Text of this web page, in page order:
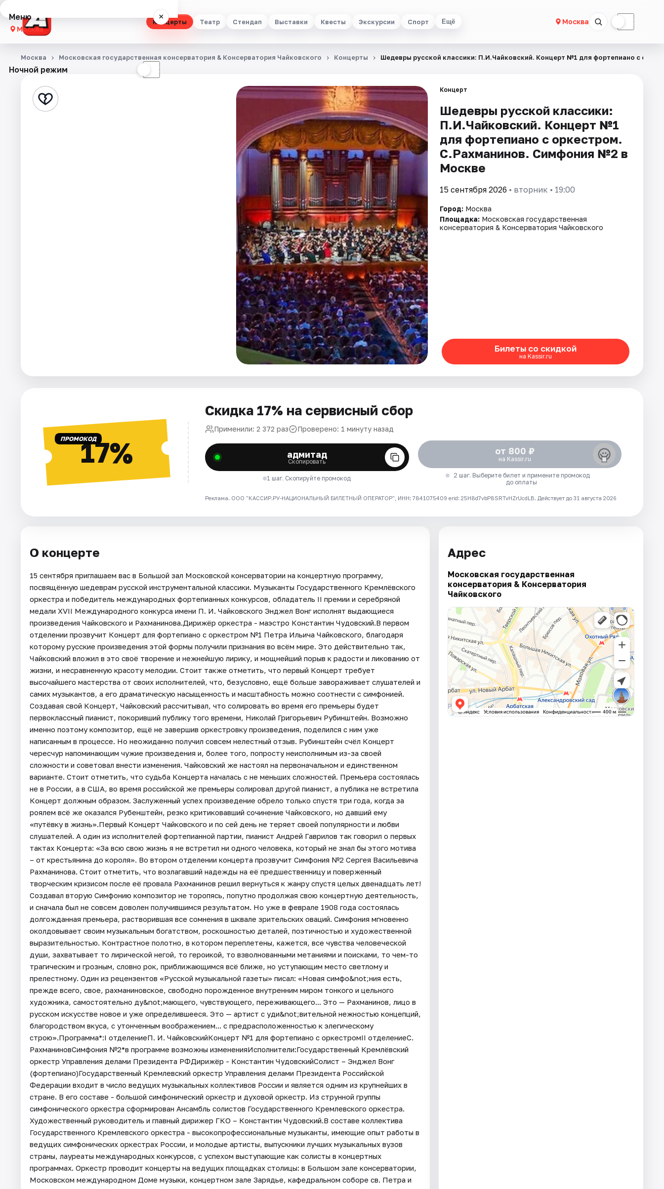
Концерты Театр Стендап Выставки Квесты Экскурсии Спорт Ещё Москва ☾
Меню ×
Москва
Концерты
Стендап
Ночной режим ☾
Москва Московская государственная консерватория & Консерватория Чайковского Концерты Шедевры русской классики: П.И.Чайковский. Концерт №1 для фортепиано с
Концерт
Шедевры русской классики:
П.И.Чайковский. Концерт №1
для фортепиано с оркестром.
С.Рахманинов. Симфония №2 в
Москве
15 сентября 2026 • вторник • 19:00
Город: Москва
Площадка: Московская государственная
консерватория & Консерватория Чайковского
Билеты со скидкой
на Kassir.ru
ПРОМОКОД17%
Скидка 17% на сервисный сбор
Применили: 2 372 раз Проверено: 1 минуту назад
адмитад
Скопировать
1 шаг. Скопируйте промокод
от 800 ₽
на Kassir.ru
2 шаг. Выберите билет и примените промокод
до оплаты
Реклама. ООО "КАССИР.РУ-НАЦИОНАЛЬНЫЙ БИЛЕТНЫЙ ОПЕРАТОР", ИНН: 7841075409 erid: 25H8d7vbP8SRTvHZrUcdLB. Действует до 31 августа 2026
О концерте
15 сентября приглашаем вас в Большой зал Московской консерватории на концертную программу,
посвящённую шедеврам русской инструментальной классики. Музыканты Государственного Кремлёвского
оркестра и победитель международных фортепианных конкурсов, обладатель II премии и серебряной
медали XVII Международного конкурса имени П. И. Чайковского Энджел Вонг исполнят выдающиеся
произведения Чайковского и Рахманинова.Дирижёр оркестра - маэстро Константин Чудовский.В первом
отделении прозвучит Концерт для фортепиано с оркестром №1 Петра Ильича Чайковского, благодаря
которому русские произведения этой формы получили признания во всём мире. Это действительно так,
Чайковский вложил в это своё творение и нежнейшую лирику, и мощнейший порыв к радости и ликованию от
жизни, и несравненную красоту мелодии. Стоит также отметить, что первый Концерт требует
высочайшего мастерства от своих исполнителей, что, безусловно, ещё больше завораживает слушателей и
самих музыкантов, а его драматическую насыщенность и масштабность можно соотнести с симфонией.
Создавая свой Концерт, Чайковский рассчитывал, что солировать во время его премьеры будет
первоклассный пианист, покоривший публику того времени, Николай Григорьевич Рубинштейн. Возможно
именно поэтому композитор, ещё не завершив оркестровку произведения, поделился с ним уже
написанным в процессе. Но неожиданно получил совсем нелестный отзыв. Рубинштейн счёл Концерт
чересчур напоминающим чужие произведения и, более того, попросту неисполнимым из-за своей
сложности и советовал внести изменения. Чайковский же настоял на первоначальном и единственном
варианте. Стоит отметить, что судьба Концерта началась с не меньших сложностей. Премьера состоялась
не в России, а в США, во время российской же премьеры солировал другой пианист, а публика не встретила
Концерт должным образом. Заслуженный успех произведение обрело только спустя три года, когда за
роялем всё же оказался Рубенштейн, резко критиковавший сочинение Чайковского, но давший ему
«путёвку в жизнь».Первый Концерт Чайковского и по сей день не теряет своей популярности и любви
слушателей. А один из исполнителей фортепианной партии, пианист Андрей Гаврилов так говорил о первых
тактах Концерта: «За всю свою жизнь я не встретил ни одного человека, который не знал бы этого мотива
– от крестьянина до короля». Во втором отделении концерта прозвучит Симфония №2 Сергея Васильевича
Рахманинова. Стоит отметить, что возлагавший надежды на её предшественницу и поверженный
творческим кризисом после её провала Рахманинов решил вернуться к жанру спустя целых двенадцать лет!
Создавал вторую Симфонию композитор не торопясь, попутно продолжая свою концертную деятельность,
и сначала был не совсем доволен получившимся результатом. Но уже в феврале 1908 года состоялась
долгожданная премьера, растворившая все сомнения в шквале зрительских оваций. Симфония мгновенно
околдовывает своим музыкальным богатством, роскошностью деталей, поэтичностью и художественной
выразительностью. Контрастное полотно, в котором переплетены, кажется, все чувства человеческой
души, захватывает то лирической негой, то героикой, то взволнованными метаниями и поисками, то чем-то
трагическим и грозным, словно рок, приближающимся всё ближе, но уступающим место светлому и
прелестному. Один из рецензентов «Русской музыкальной газеты» писал: «Новая симфо&not;ния есть,
прежде всего, свое, рахманиновское, свободно порожденное внутренним миром тонкого и цельного
художника, самостоятельно ду&not;мающего, чувствующего, переживающего... Это — Рахманинов, лицо в
русском искусстве новое и уже определившееся. Это — артист с уди&not;вительной нежностью концепций,
благородством вкуса, с утонченным воображением... с предрасположенностью к элегическому
строю».Программа*:I отделениеП. И. ЧайковскийКонцерт №1 для фортепиано с оркестромII отделениеС.
РахманиновСимфония №2*в программе возможны измененияИсполнители:Государственный Кремлёвский
оркестр Управления делами Президента РФДирижёр - Константин ЧудовскийСолист – Энджел Вонг
(фортепиано)Государственный Кремлевский оркестр Управления делами Президента Российской
Федерации входит в число ведущих музыкальных коллективов России и является одним из крупнейших в
стране. В его составе - большой симфонический оркестр и духовой оркестр. Из струнной группы
симфонического оркестра сформирован Ансамбль солистов Государственного Кремлевского оркестра.
Художественный руководитель и главный дирижер ГКО – Константин Чудовский.В составе коллектива
Государственного Кремлевского оркестра - высокопрофессиональные музыканты, имеющие опыт работы в
ведущих симфонических оркестрах России, и молодые артисты, выпускники лучших музыкальных вузов
страны, лауреаты международных конкурсов, с успехом выступающие как солисты в концертных
программах. Оркестр проводит концерты на ведущих площадках столицы: в Большом зале консерватории,
Московском международном Доме музыки, концертном зале Зарядье, кафедральном соборе св. Петра и
Адрес
Московская государственная
консерватория & Консерватория
Чайковского